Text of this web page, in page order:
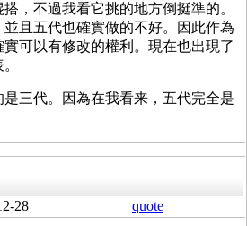
，不過我看它挑的地方倒挺準的。
且五代也確實做的不好。因此作為
可以有修改的權利。現在也出現了
三代。因為在我看来，五代完全是
28 quote